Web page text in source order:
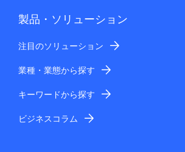
製品・ソリューション
注目のソリューション
業種・業態から探す
キーワードから探す
ビジネスコラム